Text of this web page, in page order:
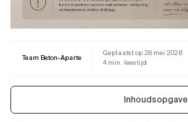
Team Beton-Aparte
Geplaatst op28 mei 2026
4 min. leestijd
Inhoudsopgave